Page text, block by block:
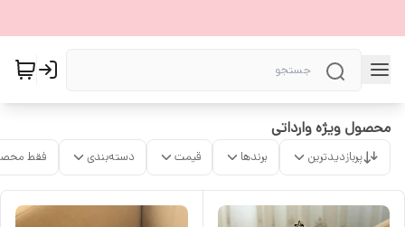
محصول ویژه وارداتی
پربازدیدترین برندها قیمت دسته‌بندی فقط